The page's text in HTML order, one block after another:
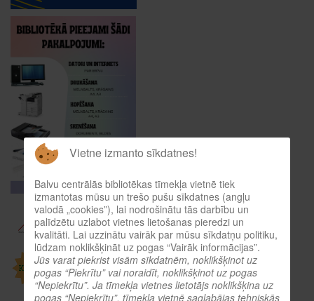
Vietne izmanto sīkdatnes!
Balvu centrālās bibliotēkas tīmekļa vietnē tiek
izmantotas mūsu un trešo pušu sīkdatnes (angļu
valodā „cookies”), lai nodrošinātu tās darbību un
palīdzētu uzlabot vietnes lietošanas pieredzi un
kvalitāti. Lai uzzinātu vairāk par mūsu sīkdatņu politiku,
lūdzam noklikšķināt uz pogas “Vairāk informācijas”.
Jūs varat piekrist visām sīkdatnēm, noklikšķinot uz
pogas “Piekrītu” vai noraidīt, noklikšķinot uz pogas
“Nepiekrītu”. Ja tīmekļa vietnes lietotājs noklikšķina uz
pogas “Nepiekrītu”, tīmekļa vietnē saglabājas tehniskās